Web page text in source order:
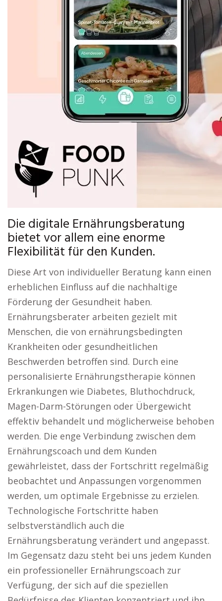
Die digitale Ernährungsberatung
bietet vor allem eine enorme
Flexibilität für den Kunden.
Diese Art von individueller Beratung kann einen
erheblichen Einfluss auf die nachhaltige
Förderung der Gesundheit haben.
Ernährungsberater arbeiten gezielt mit
Menschen, die von ernährungsbedingten
Krankheiten oder gesundheitlichen
Beschwerden betroffen sind. Durch eine
personalisierte Ernährungstherapie können
Erkrankungen wie Diabetes, Bluthochdruck,
Magen-Darm-Störungen oder Übergewicht
effektiv behandelt und möglicherweise behoben
werden. Die enge Verbindung zwischen dem
Ernährungscoach und dem Kunden
gewährleistet, dass der Fortschritt regelmäßig
beobachtet und Anpassungen vorgenommen
werden, um optimale Ergebnisse zu erzielen.
Technologische Fortschritte haben
selbstverständlich auch die
Ernährungsberatung verändert und angepasst.
Im Gegensatz dazu steht bei uns jedem Kunden
ein professioneller Ernährungscoach zur
Verfügung, der sich auf die speziellen